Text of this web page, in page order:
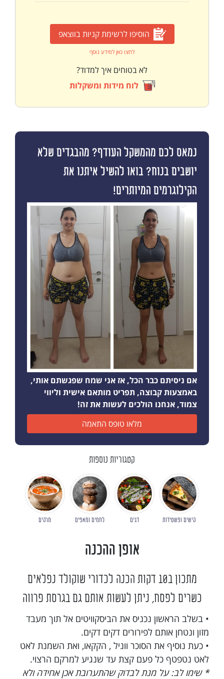
הוסיפו לרשימת קניות בווצאפ
לחצו כאן למידע נוסף
לא בטוחים איך למדוד?
לוח מידות ומשקלות
נמאס לכם מהמשקל העודף? מהבגדים שלא
יושבים בנוח? בואו להשיל איתנו את
הקילוגרמים המיותרים!
אם ניסיתם כבר הכל, אז אני שמח שפגשתם אותי,
באמצעות קבוצה, תפריט מותאם אישית וליווי
צמוד, אנחנו הולכים לעשות את זה!
מלאו טופס התאמה
קטגוריות נוספות
קישים ופשטידות דגים לחמים ומאפים מרקים
אופן ההכנה
מתכון ב10 דקות הכנה לכדורי שוקולד נפלאים
כשרים לפסח, ניתן לעשות אותם גם בגרסת פרווה
• בשלב הראשון נכניס את הביסקוויטים אל תוך מעבד
מזון ונטחן אותם לפירורים דקים דקים.
• כעת נוסיף את הסוכר ווניל , הקקאו, ואת השמנת לאט
לאט נטפטף כל פעם קצת עד שנגיע למרקם הרצוי.
* שימו לב: על מנת לבדוק שהתערובת אכן אחידה ולא